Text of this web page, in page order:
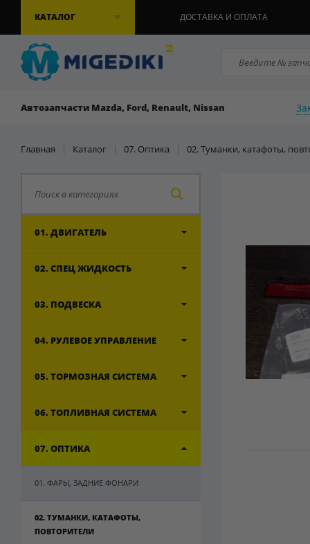
КАТАЛОГ ДОСТАВКА И ОПЛАТА
Автозапчасти Mazda, Ford, Renault, Nissan
Главная | Каталог | 07. Оптика | 02. Туманки, катафоты,
01. ДВИГАТЕЛЬ
02. СПЕЦ ЖИДКОСТЬ
03. ПОДВЕСКА
04. РУЛЕВОЕ УПРАВЛЕНИЕ
05. ТОРМОЗНАЯ СИСТЕМА
06. ТОПЛИВНАЯ СИСТЕМА
07. ОПТИКА
01. ФАРЫ, ЗАДНИЕ ФОНАРИ
02. ТУМАНКИ, КАТАФОТЫ,
ПОВТОРИТЕЛИ